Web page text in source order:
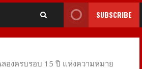
SUBSCRIBE
ลองครบรอบ 15 ปี แห่งความหมาย